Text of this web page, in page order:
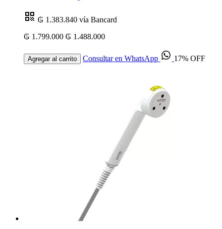
₲ 1.383.840 vía Bancard
₲ 1.799.000 ₲ 1.488.000
Agregar al carrito Consultar en WhatsApp 17% OFF